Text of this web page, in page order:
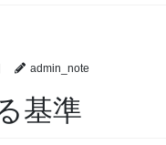
admin_note
基準